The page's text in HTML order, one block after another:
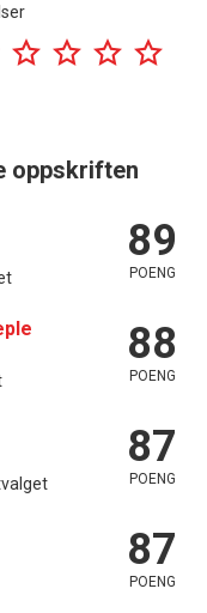
oppskriften
89
POENG
88
POENG
87
POENG
87
POENG